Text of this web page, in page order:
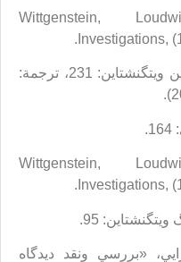
([20]) Wittgenstein,
Investigations,
([21]) أوزوالد هانفلينج، فلسفه پسين ويتگنشتاين: 231، ترجمة:
([23]( Wittgenstein,
Investigations,
«بررسي ونقد ديدگاه